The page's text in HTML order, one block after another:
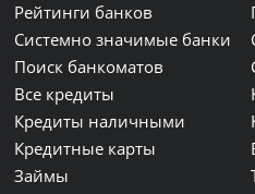
Рейтинги банков
Системно значимые банки
Поиск банкоматов
Все кредиты
Кредиты наличными
Кредитные карты
Займы